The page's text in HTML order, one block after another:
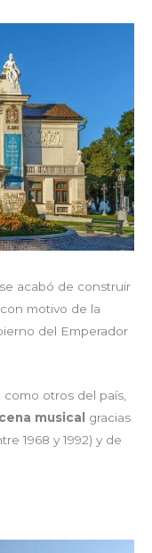
se acabó de construir
motivo de la
del Emperador
otros del país,
musical
gracias
1968 y 1992) y de